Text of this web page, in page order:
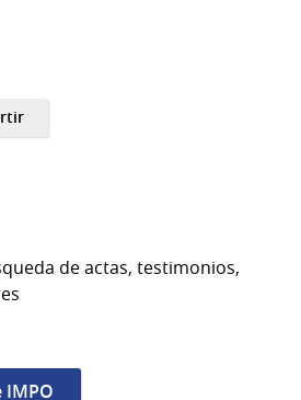
de actas, testimonios,
IMPO